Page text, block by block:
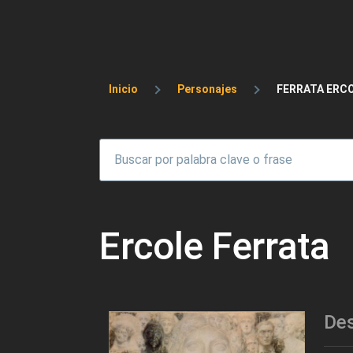
Sobrescribir enlaces
Inicio Personajes FERRATA
Ercole Ferrata